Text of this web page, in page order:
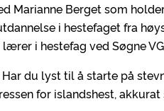
Marianne Berget som
i hestefaget fra
i hestefag ved Søgne
du lyst til å starte på
for islandshest, akkurat